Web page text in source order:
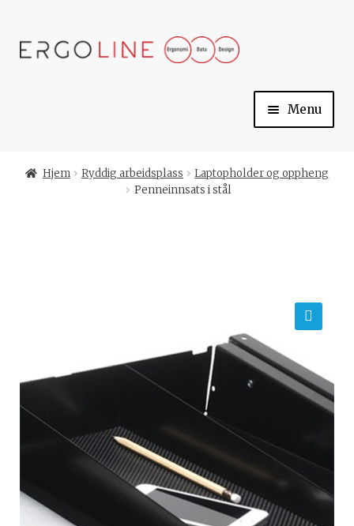
Skip
Skip
Menu
Hjem Ryddig arbeidsplass
Laptopholder og oppheng
Penneinnsats i stål